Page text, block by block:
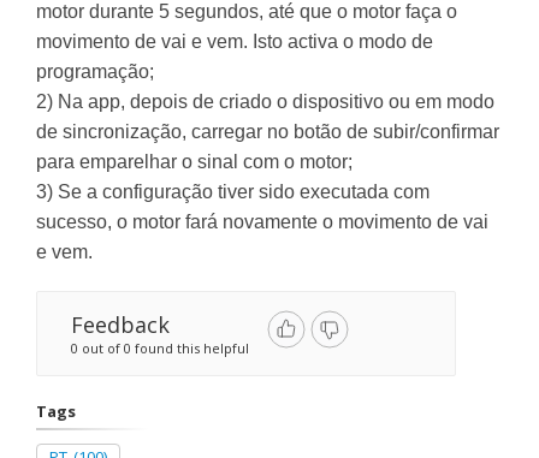
motor durante 5 segundos, até que o motor faça o
movimento de vai e vem. Isto activa o modo de
programação;
2) Na app, depois de criado o dispositivo ou em modo
de sincronização, carregar no botão de subir/confirmar
para emparelhar o sinal com o motor;
3) Se a configuração tiver sido executada com
sucesso, o motor fará novamente o movimento de vai
e vem.
Feedback
0 out of 0 found this helpful
Tags